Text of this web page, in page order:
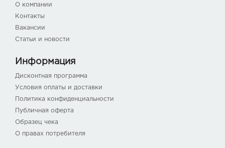
О компании
Контакты
Вакансии
Статьи и новости
Информация
Дисконтная программа
Условия оплаты и доставки
Политика конфиденциальности
Публичная оферта
Образец чека
О правах потребителя